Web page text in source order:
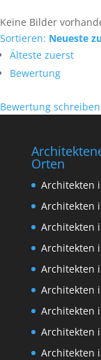
Keine Bilder
Sortieren: Neueste
Älteste zuerst
Bewertung
Bewertung schreiben
Orten
Architekten
Architekten
Architekten
Architekten
Architekten
Architekten
Architekten
Architekten
Architekten